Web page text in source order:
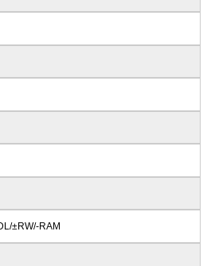
±RW/-RAM